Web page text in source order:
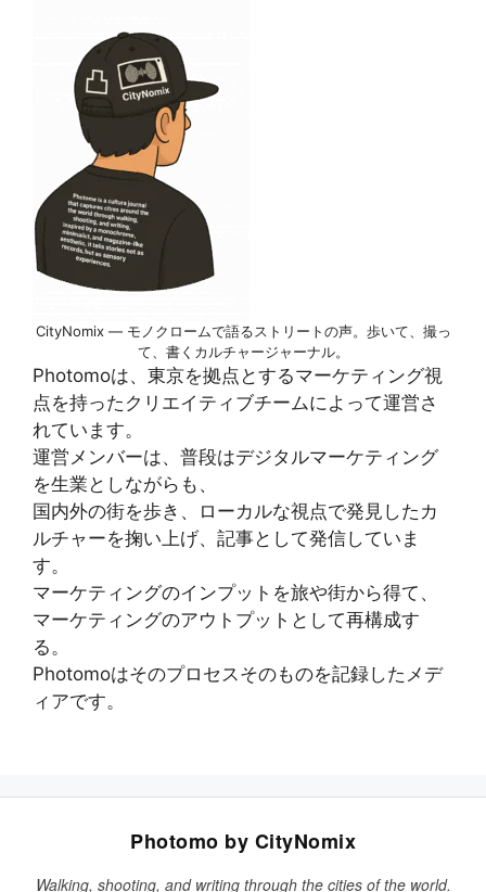
CityNomix ― モノクロームで語るストリートの声。歩いて、撮っ
て、書くカルチャージャーナル。
Photomoは、東京を拠点とするマーケティング視
点を持ったクリエイティブチームによって運営さ
れています。
運営メンバーは、普段はデジタルマーケティング
を生業としながらも、
国内外の街を歩き、ローカルな視点で発見したカ
ルチャーを掬い上げ、記事として発信していま
す。
マーケティングのインプットを旅や街から得て、
マーケティングのアウトプットとして再構成す
る。
Photomoはそのプロセスそのものを記録したメデ
ィアです。
Photomo by CityNomix
Walking, shooting, and writing through the cities of the world.